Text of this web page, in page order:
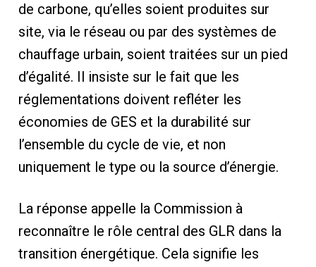
de carbone, qu’elles soient produites sur
site, via le réseau ou par des systèmes de
chauffage urbain, soient traitées sur un pied
d’égalité. Il insiste sur le fait que les
réglementations doivent refléter les
économies de GES et la durabilité sur
l’ensemble du cycle de vie, et non
uniquement le type ou la source d’énergie.
La réponse appelle la Commission à
reconnaître le rôle central des GLR dans la
transition énergétique. Cela signifie les